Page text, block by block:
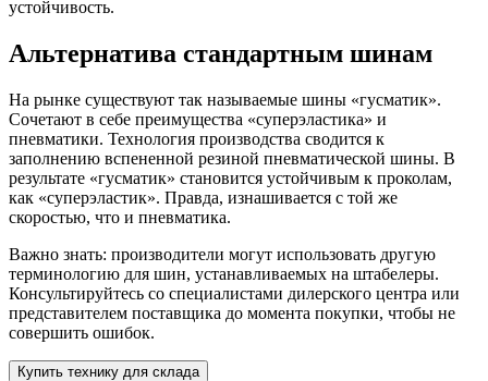
устойчивость.
Альтернатива стандартным шинам
На рынке существуют так называемые шины «гусматик».
Сочетают в себе преимущества «суперэластика» и
пневматики. Технология производства сводится к
заполнению вспененной резиной пневматической шины. В
результате «гусматик» становится устойчивым к проколам,
как «суперэластик». Правда, изнашивается с той же
скоростью, что и пневматика.
Важно знать: производители могут использовать другую
терминологию для шин, устанавливаемых на штабелеры.
Консультируйтесь со специалистами дилерского центра или
представителем поставщика до момента покупки, чтобы не
совершить ошибок.
Купить технику для склада